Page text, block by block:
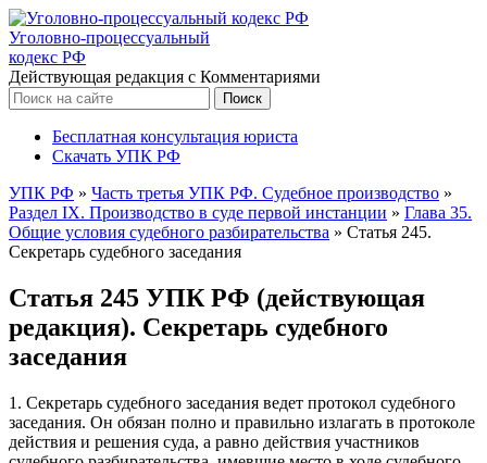
Уголовно-процессуальный
кодекс РФ
Действующая редакция с Комментариями
Бесплатная консультация юриста
Скачать УПК РФ
УПК РФ » Часть третья УПК РФ. Судебное производство »
Раздел IX. Производство в суде первой инстанции » Глава 35.
Общие условия судебного разбирательства » Статья 245.
Секретарь судебного заседания
Статья 245 УПК РФ (действующая
редакция). Секретарь судебного
заседания
1. Секретарь судебного заседания ведет протокол судебного
заседания. Он обязан полно и правильно излагать в протоколе
действия и решения суда, а равно действия участников